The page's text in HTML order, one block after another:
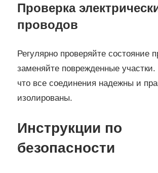
Проверка
проводов
Регулярно проверяйте состояние
заменяйте поврежденные
что все соединения надежны и
изолированы.
Инструкции по
безопасности